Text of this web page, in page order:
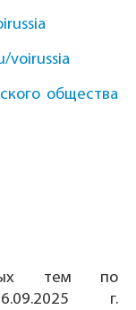
voirussia
общества
тем по
г.